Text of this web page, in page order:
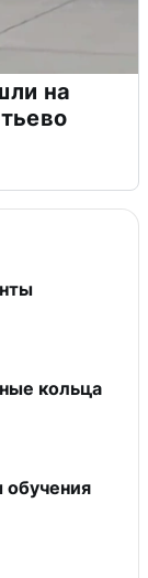
на
кольца
обучения